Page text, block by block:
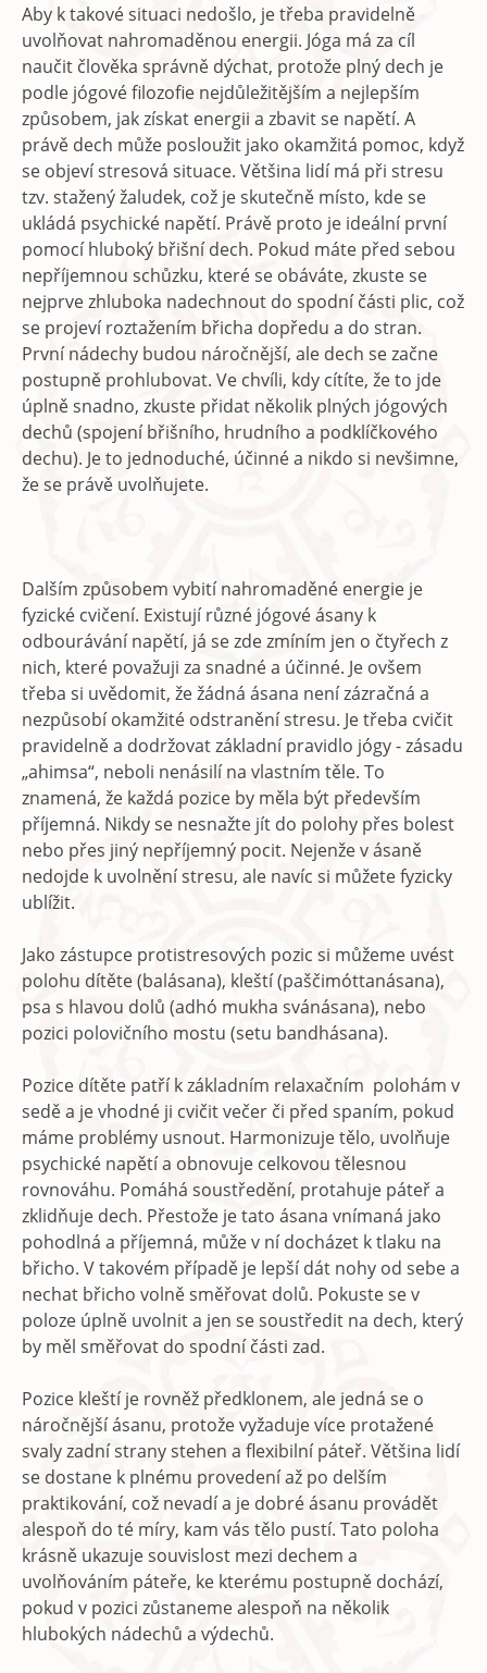
Aby k takové situaci nedošlo, je třeba pravidelně
uvolňovat nahromaděnou energii. Jóga má za cíl
naučit člověka správně dýchat, protože plný dech je
podle jógové filozofie nejdůležitějším a nejlepším
způsobem, jak získat energii a zbavit se napětí. A
právě dech může posloužit jako okamžitá pomoc, když
se objeví stresová situace. Většina lidí má při stresu
tzv. stažený žaludek, což je skutečně místo, kde se
ukládá psychické napětí. Právě proto je ideální první
pomocí hluboký břišní dech. Pokud máte před sebou
nepříjemnou schůzku, které se obáváte, zkuste se
nejprve zhluboka nadechnout do spodní části plic, což
se projeví roztažením břicha dopředu a do stran.
První nádechy budou náročnější, ale dech se začne
postupně prohlubovat. Ve chvíli, kdy cítíte, že to jde
úplně snadno, zkuste přidat několik plných jógových
dechů (spojení břišního, hrudního a podklíčkového
dechu). Je to jednoduché, účinné a nikdo si nevšimne,
že se právě uvolňujete.
Dalším způsobem vybití nahromaděné energie je
fyzické cvičení. Existují různé jógové ásany k
odbourávání napětí, já se zde zmíním jen o čtyřech z
nich, které považuji za snadné a účinné. Je ovšem
třeba si uvědomit, že žádná ásana není zázračná a
nezpůsobí okamžité odstranění stresu. Je třeba cvičit
pravidelně a dodržovat základní pravidlo jógy - zásadu
„ahimsa“, neboli nenásilí na vlastním těle. To
znamená, že každá pozice by měla být především
příjemná. Nikdy se nesnažte jít do polohy přes bolest
nebo přes jiný nepříjemný pocit. Nejenže v ásaně
nedojde k uvolnění stresu, ale navíc si můžete fyzicky
ublížit.
Jako zástupce protistresových pozic si můžeme uvést
polohu dítěte (balásana), kleští (paščimóttanásana),
psa s hlavou dolů (adhó mukha svánásana), nebo
pozici polovičního mostu (setu bandhásana).
Pozice dítěte patří k základním relaxačním polohám v
sedě a je vhodné ji cvičit večer či před spaním, pokud
máme problémy usnout. Harmonizuje tělo, uvolňuje
psychické napětí a obnovuje celkovou tělesnou
rovnováhu. Pomáhá soustředění, protahuje páteř a
zklidňuje dech. Přestože je tato ásana vnímaná jako
pohodlná a příjemná, může v ní docházet k tlaku na
břicho. V takovém případě je lepší dát nohy od sebe a
nechat břicho volně směřovat dolů. Pokuste se v
poloze úplně uvolnit a jen se soustředit na dech, který
by měl směřovat do spodní části zad.
Pozice kleští je rovněž předklonem, ale jedná se o
náročnější ásanu, protože vyžaduje více protažené
svaly zadní strany stehen a flexibilní páteř. Většina lidí
se dostane k plnému provedení až po delším
praktikování, což nevadí a je dobré ásanu provádět
alespoň do té míry, kam vás tělo pustí. Tato poloha
krásně ukazuje souvislost mezi dechem a
uvolňováním páteře, ke kterému postupně dochází,
pokud v pozici zůstaneme alespoň na několik
hlubokých nádechů a výdechů.